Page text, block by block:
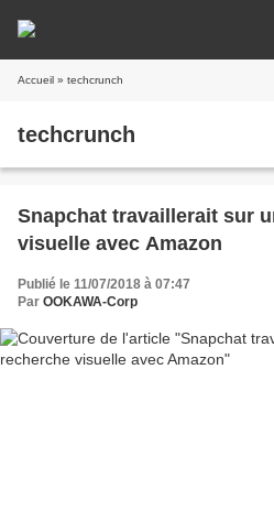
Accueil » techcrunch
techcrunch
Snapchat travaillerait sur
visuelle avec Amazon
Publié le 11/07/2018 à 07:47
Par OOKAWA-Corp